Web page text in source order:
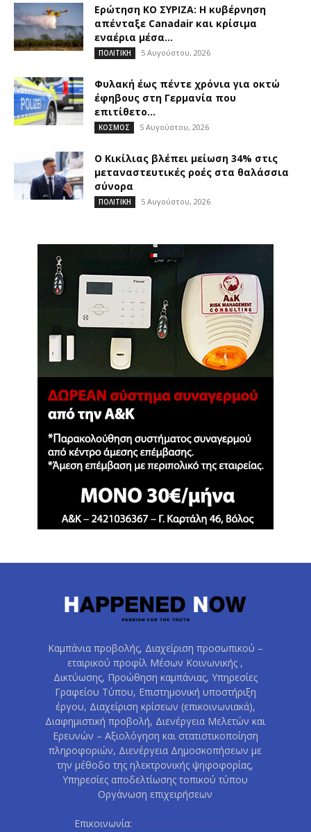
Ερώτηση ΚΟ ΣΥΡΙΖΑ: Η κυβέρνηση
απένταξε Canadair και κρίσιμα
εναέρια μέσα...
ΠΟΛΙΤΙΚΗ 5 Αυγούστου, 2026
Φυλακή έως πέντε χρόνια για οκτώ
έφηβους στη Γερμανία που
επιτίθετο...
ΚΟΣΜΟΣ 5 Αυγούστου, 2026
O Κικίλιας βλέπει μείωση 34% στις
μεταναστευτικές ροές στα θαλάσσια
σύνορα
ΠΟΛΙΤΙΚΗ 5 Αυγούστου, 2026
Καμπάνια προβολής, Διαχείριση προσωπικού –
εταιρικού προφίλ Μέσων Κοινωνικής ,
Δικτύωσης, Προώθηση καμπάνιας, Υπηρεσίες
Γραφείου Τύπου, Επιστημονική υποστήριξη
έργου, Διαχείριση κρίσεων (επικοινωνιακά),
Διαφημιστική προβολή, Διενέργεια Μελετών και
Ερευνών – Αξιολόγηση και στατιστικοποίηση
πληροφοριών, Διενέργεια Δημοσκοπήσεων με
την μέθοδο της ηλεκτρονικής ψηφοφορίας,
Υπηρεσίες αποδελτίωσης τοπικού τύπου
Οργάνωση επιχειρήσεων
Επικοινωνία: